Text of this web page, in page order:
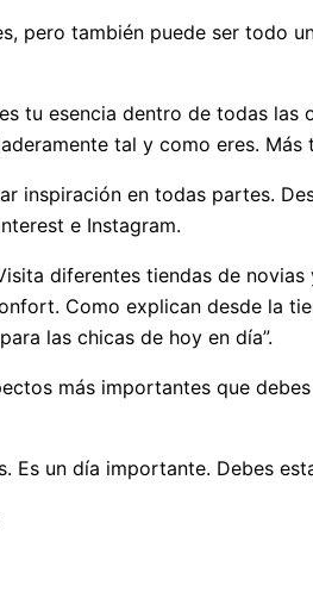
pero también puede ser todo
tu esencia dentro de todas
tal y como eres.
inspiración en todas partes.
e Instagram.
diferentes tiendas de
Como explican desde la
las chicas de hoy en día”.
más importantes que
un día importante. Debes